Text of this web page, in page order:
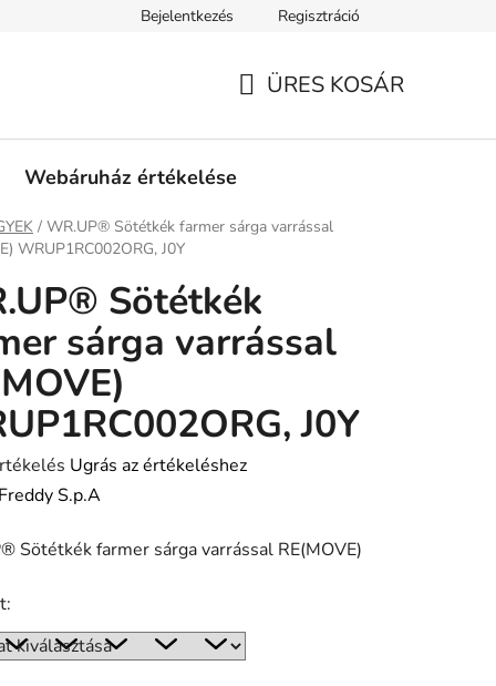
Fizetési feltételek Kereskedőknek
Bejelentkezés Regisztráció
ÜRES KOSÁR
Webáruház értékelése
/ WR.UP® Sötétkék farmer sárga varrással
WRUP1RC002ORG, J0Y
Sötétkék
sárga varrással
J0Y
Ugrás az értékeléshez
Freddy S.p.A
Sötétkék farmer sárga varrással RE(MOVE)